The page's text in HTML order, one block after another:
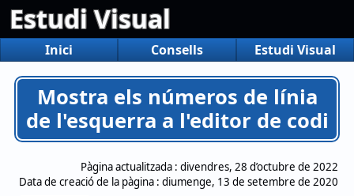
Estudi Visual
Inici Consells Estudi Visual
Mostra els números de línia
de l'esquerra a l'editor de codi
Pàgina actualitzada : divendres, 28 d’octubre de 2022
Data de creació de la pàgina : diumenge, 13 de setembre de 2020